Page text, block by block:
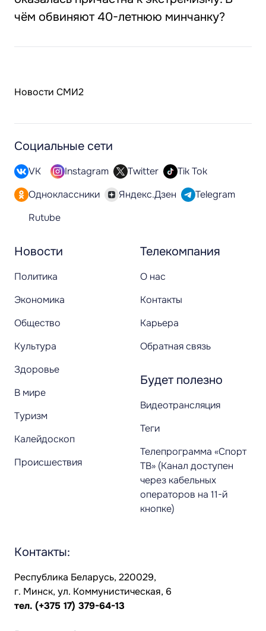
чём обвиняют 40-летнюю минчанку?
Новости СМИ2
Новости
Политика
Экономика
Общество
Культура
Здоровье
В мире
Туризм
Калейдоскоп
Происшествия
Телекомпания
О нас
Контакты
Карьера
Обратная связь
Будет полезно
Видеотрансляция
Теги
Телепрограмма «Спорт
ТВ» (Канал доступен
через кабельных
операторов на 11-й
кнопке)
Социальные сети
VK Instagram Twitter
Tik Tok
Одноклассники
Яндекс.Дзен
Telegram
Rutube
Контакты:
Республика Беларусь, 220029,
г. Минск, ул. Коммунистическая, 6
тел. (+375 17) 379-64-13